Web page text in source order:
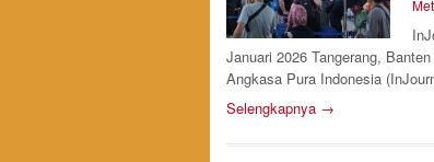
Januari 2026 Tangerang,
Angkasa Pura Indonesia
Selengkapnya →